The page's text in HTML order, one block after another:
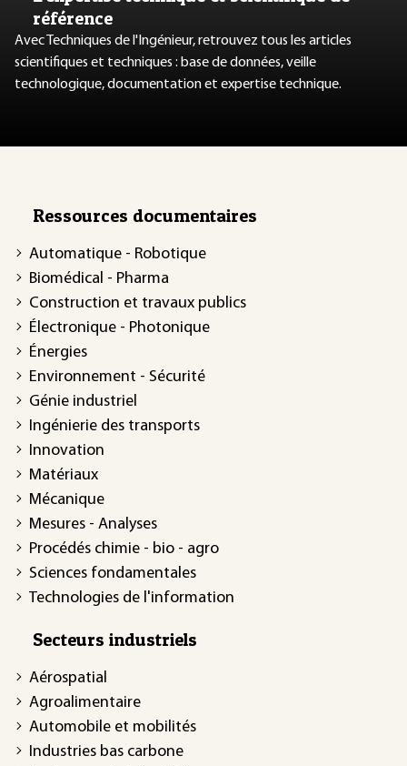
référence
Avec Techniques de l'Ingénieur, retrouvez tous les articles
scientifiques et techniques : base de données, veille
technologique, documentation et expertise technique.
Ressources documentaires
Automatique - Robotique
Biomédical - Pharma
Construction et travaux publics
Électronique - Photonique
Énergies
Environnement - Sécurité
Génie industriel
Ingénierie des transports
Innovation
Matériaux
Mécanique
Mesures - Analyses
Procédés chimie - bio - agro
Sciences fondamentales
Technologies de l'information
Secteurs industriels
Aérospatial
Agroalimentaire
Automobile et mobilités
Industries bas carbone